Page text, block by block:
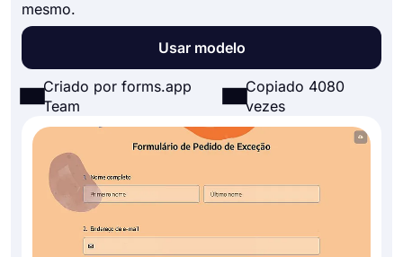
mesmo.
Usar modelo
Criado por forms.app
Team
Copiado 4080
vezes